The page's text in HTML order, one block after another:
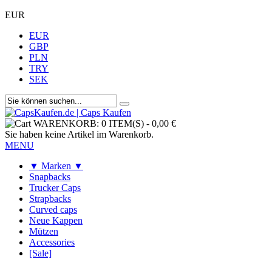
EUR
EUR
GBP
PLN
TRY
SEK
WARENKORB: 0 ITEM(S) - 0,00 €
Sie haben keine Artikel im Warenkorb.
MENU
▼ Marken ▼
Snapbacks
Trucker Caps
Strapbacks
Curved caps
Neue Kappen
Mützen
Accessories
[Sale]